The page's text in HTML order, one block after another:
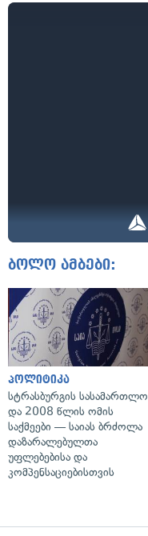
ბოლო ამბები:
პოლიტიკა
სტრასბურგის სასამართლო
და 2008 წლის ომის
საქმეები — საიას ბრძოლა
დაზარალებულთა
უფლებებისა და
კომპენსაციებისთვის